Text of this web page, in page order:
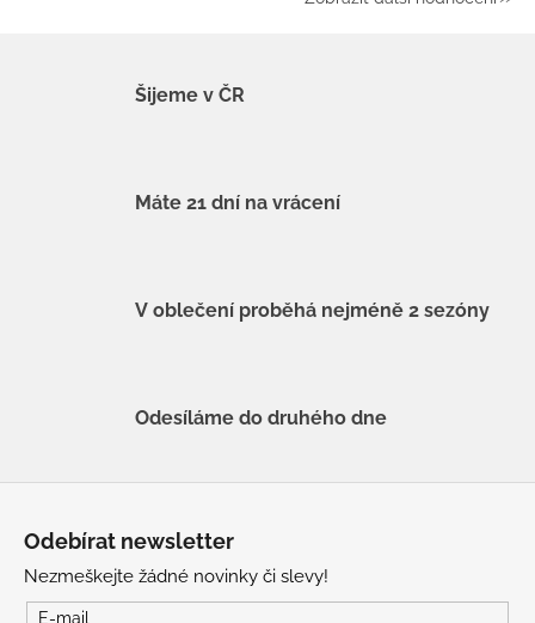
Šijeme v ČR
Máte 21 dní na vrácení
V oblečení proběhá nejméně 2 sezóny
Odesíláme do druhého dne
Odebírat newsletter
Nezmeškejte žádné novinky či slevy!
E-mail